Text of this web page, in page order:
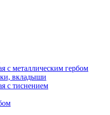
с металлическим гербом
вкладыши
с тиснением